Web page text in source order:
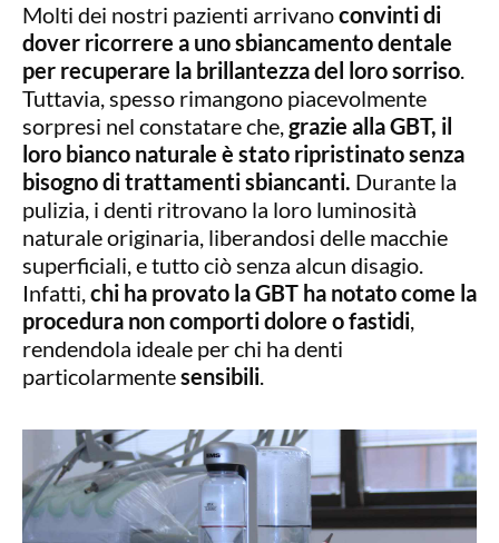
Molti dei nostri pazienti arrivanoconvinti di
dover ricorrere a uno sbiancamento dentale
per recuperare la brillantezza del loro sorriso.
Tuttavia, spesso rimangono piacevolmente
sorpresi nel constatare che,grazie alla GBT, il
loro bianco naturale è stato ripristinato senza
bisogno di trattamenti sbiancanti. Durante la
pulizia, i denti ritrovano la loro luminosità
naturale originaria, liberandosi delle macchie
superficiali, e tutto ciò senza alcun disagio.
Infatti,chi ha provato la GBT ha notato come la
procedura non comporti dolore o fastidi,
rendendola ideale per chi ha denti
particolarmentesensibili.